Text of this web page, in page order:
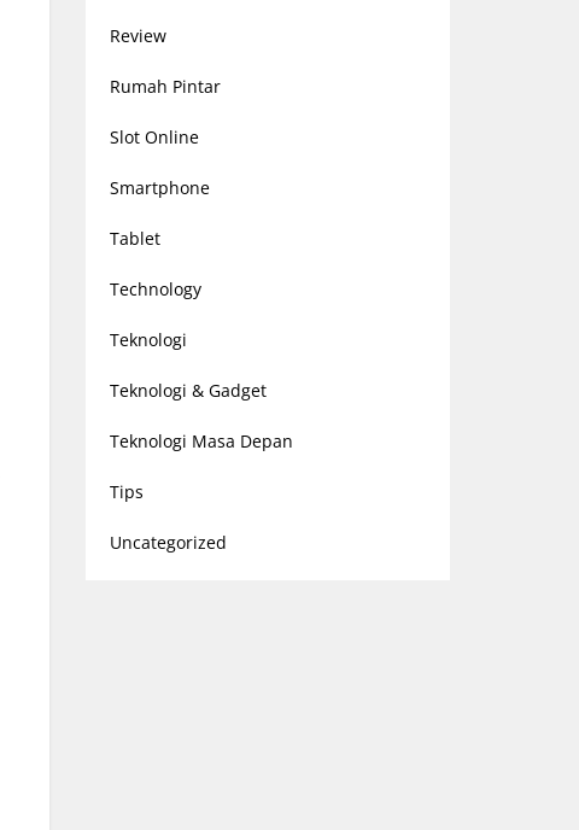
Review
Rumah Pintar
Slot Online
Smartphone
Tablet
Technology
Teknologi
Teknologi & Gadget
Teknologi Masa Depan
Tips
Uncategorized